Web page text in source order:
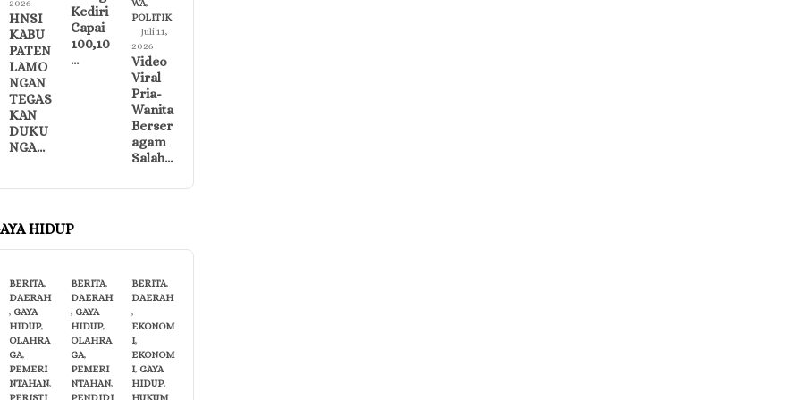
2026
HNSI
KABU
PATEN
LAMO
NGAN
TEGAS
KAN
DUKU
NGA…
Kediri
Capai
100,10
…
WA,
POLITIK
Juli 11,
2026
Video
Viral
Pria-
Wanita
Berser
agam
Salah…
HIDUP
BERITA,
DAERAH
, GAYA
HIDUP,
OLAHRA
GA,
PEMERI
NTAHAN,
BERITA,
DAERAH
, GAYA
HIDUP,
OLAHRA
GA,
PEMERI
NTAHAN,
BERITA,
DAERAH
,
EKONOM
I,
EKONOM
I, GAYA
HIDUP,